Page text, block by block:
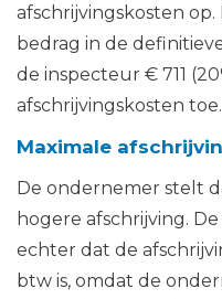
afschrijvingskosten
bedrag in de
de inspecteur € 711
afschrijvingskosten toe.
Maximale
De ondernemer stelt
hogere afschrijving.
echter dat de
btw is, omdat de